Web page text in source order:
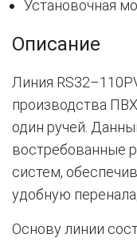
Установочная
Описание
Линия
производства
один ручей.
востребованные
систем,
удобную
Основу линии